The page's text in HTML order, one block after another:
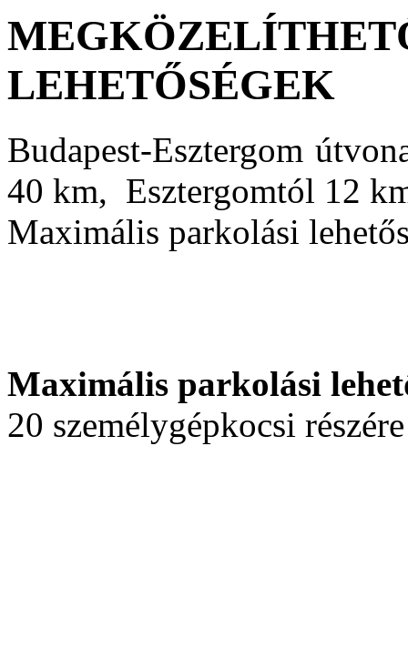
LEHETŐSÉGEK
Budapest-Esztergom
40 km, Esztergomtól
Maximális parkolási
Maximális parkolási
20 személygépkocsi részére